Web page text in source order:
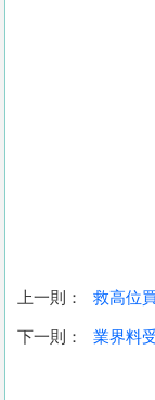
收
上一則： 救高位
下一則： 業界料